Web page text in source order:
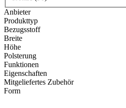
Anbieter
Produkttyp
Bezugsstoff
Breite
Höhe
Polsterung
Funktionen
Eigenschaften
Mitgeliefertes Zubehör
Form